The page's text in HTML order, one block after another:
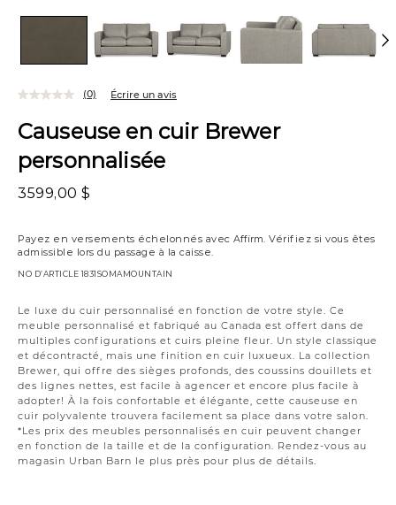
Causeuse en cuir Brewer
personnalisée
3599,00 $
Payez en versements échelonnés avec Affirm. Vérifiez si vous êtes
admissible lors du passage à la caisse.
NO D’ARTICLE1831SOMAMOUNTAIN
Le luxe du cuir personnalisé en fonction de votre style. Ce
meuble personnalisé et fabriqué au Canada est offert dans de
multiples configurations et cuirs pleine fleur. Un style classique
et décontracté, mais une finition en cuir luxueux. La collection
Brewer, qui offre des sièges profonds, des coussins douillets et
des lignes nettes, est facile à agencer et encore plus facile à
adopter! À la fois confortable et élégante, cette causeuse en
cuir polyvalente trouvera facilement sa place dans votre salon.
*Les prix des meubles personnalisés en cuir peuvent changer
en fonction de la taille et de la configuration. Rendez-vous au
magasin Urban Barn le plus près pour plus de détails.
(0) Écrire un avis